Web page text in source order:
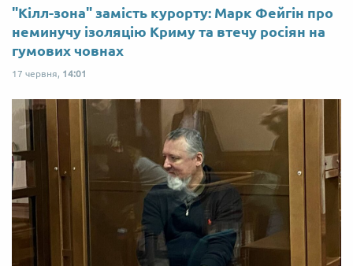
"Кілл-зона" замість курорту: Марк Фейгін про
неминучу ізоляцію Криму та втечу росіян на
гумових човнах
17 червня, 14:01